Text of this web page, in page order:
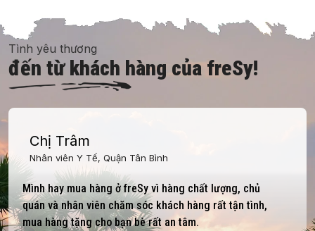
Tình yêu thương
đến từ khách hàng của freSy!
Chị Trâm
Nhân viên Y Tế, Quận Tân Bình
Mình hay mua hàng ở freSy vì hàng chất lượng, chủ
quán và nhân viên chăm sóc khách hàng rất tận tình,
mua hàng tặng cho bạn bè rất an tâm.